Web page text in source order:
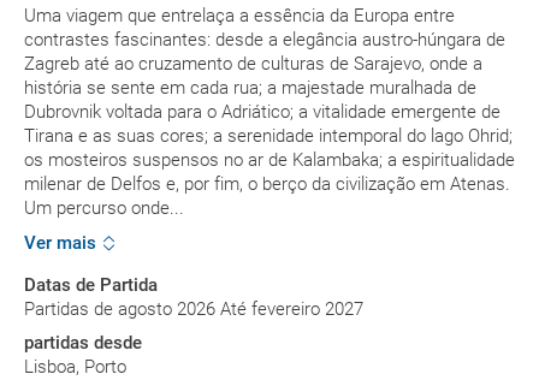
Uma viagem que entrelaça a essência da Europa entre
contrastes fascinantes: desde a elegância austro-húngara de
Zagreb até ao cruzamento de culturas de Sarajevo, onde a
história se sente em cada rua; a majestade muralhada de
Dubrovnik voltada para o Adriático; a vitalidade emergente de
Tirana e as suas cores; a serenidade intemporal do lago Ohrid;
os mosteiros suspensos no ar de Kalambaka; a espiritualidade
milenar de Delfos e, por fim, o berço da civilização em Atenas.
Um percurso onde...
Ver mais
Datas de Partida
Partidas de agosto 2026 Até fevereiro 2027
partidas desde
Lisboa, Porto